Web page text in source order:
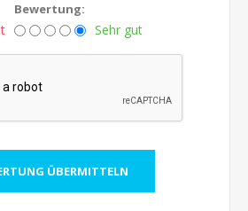
Bewertung:
Sehr gut